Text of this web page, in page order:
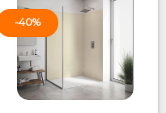
-40%